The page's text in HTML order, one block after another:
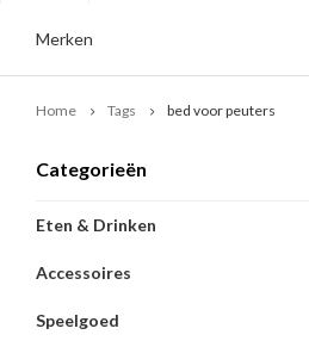
Merken
Home Tags bed voor peuters
Categorieën
Eten & Drinken
Accessoires
Speelgoed